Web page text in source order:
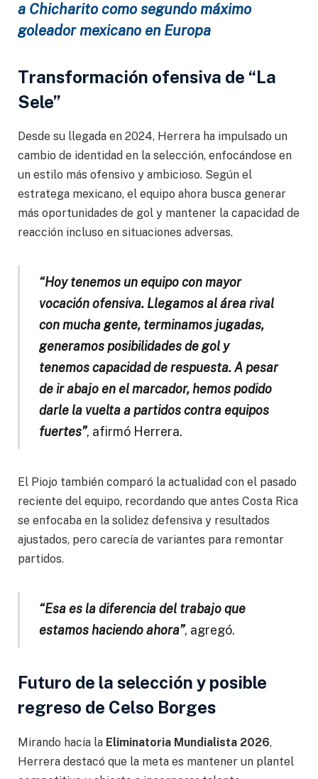
a Chicharito como segundo máximo
goleador mexicano en Europa
Transformación ofensiva de “La
Sele”
Desde su llegada en 2024, Herrera ha impulsado un
cambio de identidad en la selección, enfocándose en
un estilo más ofensivo y ambicioso. Según el
estratega mexicano, el equipo ahora busca generar
más oportunidades de gol y mantener la capacidad de
reacción incluso en situaciones adversas.
“Hoy tenemos un equipo con mayor
vocación ofensiva. Llegamos al área rival
con mucha gente, terminamos jugadas,
generamos posibilidades de gol y
tenemos capacidad de respuesta. A pesar
de ir abajo en el marcador, hemos podido
darle la vuelta a partidos contra equipos
fuertes”, afirmó Herrera.
El Piojo también comparó la actualidad con el pasado
reciente del equipo, recordando que antes Costa Rica
se enfocaba en la solidez defensiva y resultados
ajustados, pero carecía de variantes para remontar
partidos.
“Esa es la diferencia del trabajo que
estamos haciendo ahora”, agregó.
Futuro de la selección y posible
regreso de Celso Borges
Mirando hacia la Eliminatoria Mundialista 2026,
Herrera destacó que la meta es mantener un plantel